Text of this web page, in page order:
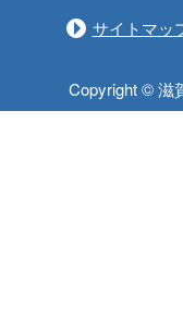
サイトマッ
Copyright © 滋